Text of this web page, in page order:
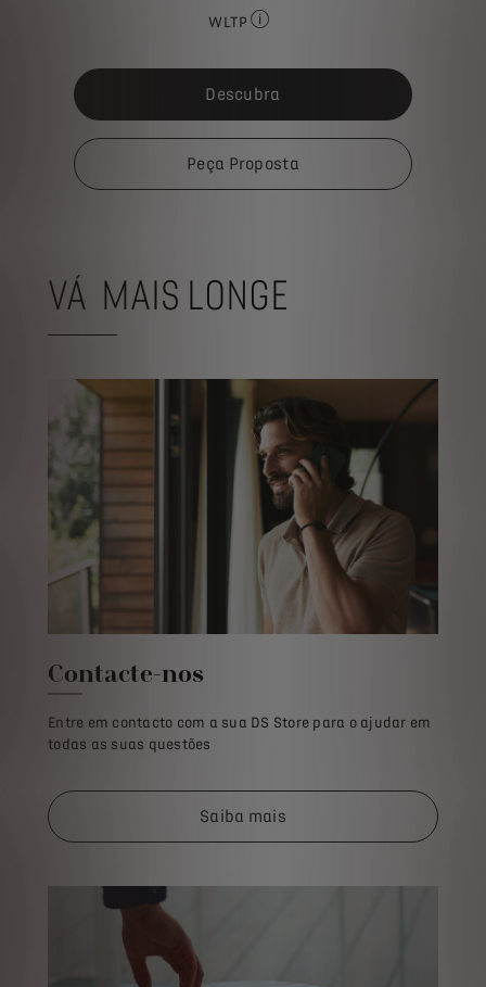
estão em conformidade com o procedimento de ensaio
as emissões de CO₂ e a autonomia indicados estão em
WLTP
Descubra
Peça Proposta
VÁ MAIS LONGE
Contacte-nos
Entre em contacto com a sua DS Store para o ajudar em
todas as suas questões
Saiba mais